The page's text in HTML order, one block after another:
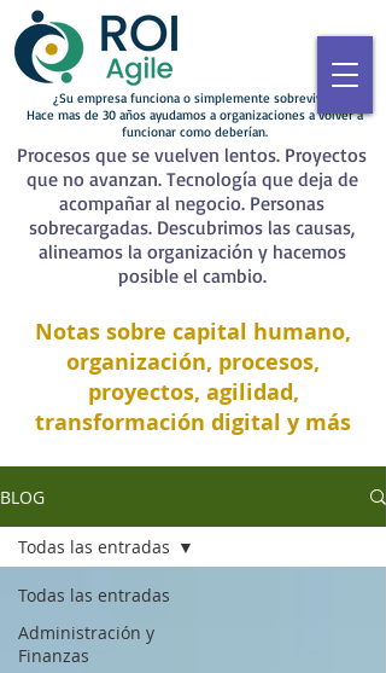
¿Su empresa funciona o simplemente sobrevive?
Hace mas de 30 años ayudamos a organizaciones a volver a
funcionar como deberían.
Procesos que se vuelven lentos. Proyectos
que no avanzan. Tecnología que deja de
acompañar al negocio. Personas
sobrecargadas. Descubrimos las causas,
alineamos la organización y hacemos
posible el cambio.
Notas sobre capital humano,
organización, procesos,
proyectos, agilidad,
transformación digital y más
BLOG
Todas las entradas
Administración y
Finanzas
Todas las entradas